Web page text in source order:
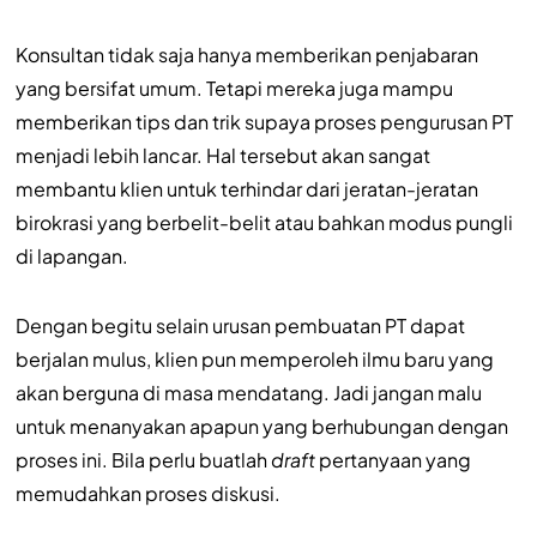
Konsultan tidak saja hanya memberikan penjabaran
yang bersifat umum. Tetapi mereka juga mampu
memberikan tips dan trik supaya proses pengurusan PT
menjadi lebih lancar. Hal tersebut akan sangat
membantu klien untuk terhindar dari jeratan-jeratan
birokrasi yang berbelit-belit atau bahkan modus pungli
di lapangan.
Dengan begitu selain urusan pembuatan PT dapat
berjalan mulus, klien pun memperoleh ilmu baru yang
akan berguna di masa mendatang. Jadi jangan malu
untuk menanyakan apapun yang berhubungan dengan
proses ini. Bila perlu buatlahdraftpertanyaan yang
memudahkan proses diskusi.